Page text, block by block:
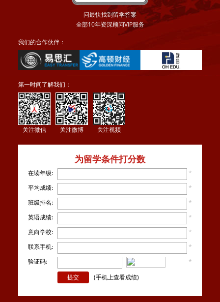
问最快找到留学答案
全部10年资深顾问VIP服务
我们的合作伙伴：
第一时间了解我们：
关注微信 关注微博 关注视频
为留学条件打分数
在读年级:
*
平均成绩:
*
班级排名:
*
英语成绩:
*
意向学校:
*
联系手机:
*
验证码:
*
(手机上查看成绩)